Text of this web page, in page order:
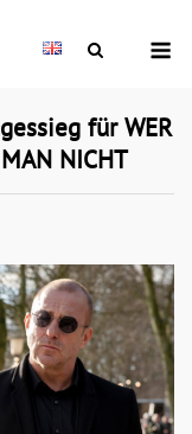
für WER
NICHT